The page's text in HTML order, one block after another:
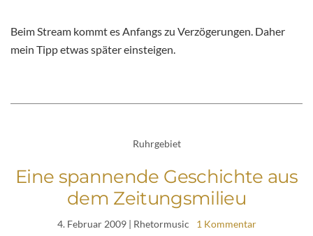
Beim Stream kommt es Anfangs zu Verzögerungen. Daher
mein Tipp etwas später einsteigen.
Ruhrgebiet
Eine spannende Geschichte aus
dem Zeitungsmilieu
4. Februar 2009| Rhetormusic 1 Kommentar